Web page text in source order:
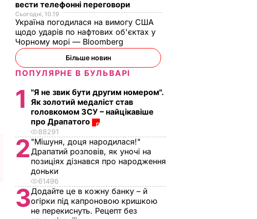
вести телефонні переговори
Сьогодні, 10.19
Україна погодилася на вимогу США
щодо ударів по нафтових об'єктах у
Чорному морі — Bloomberg
Більше новин
ПОПУЛЯРНЕ В БУЛЬВАРІ
1
"Я не звик бути другим номером".
Як золотий медаліст став
головкомом ЗСУ – найцікавіше
про Драпатого
88291
2 "Мішуня, доця народилася!"
Драпатий розповів, як уночі на
позиціях дізнався про народження
доньки
61496
3Додайте це в кожну банку – й
огірки під капроновою кришкою
не перекиснуть. Рецепт без